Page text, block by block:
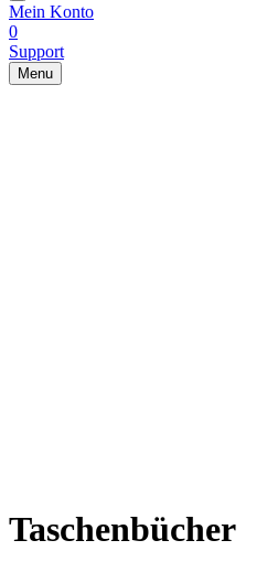
Mein Konto
0
Support
Menu
Taschenbücher